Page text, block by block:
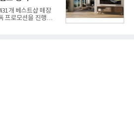
회사는 올해 2분기
업이익 5660억원을
0.5%, 영업이익은
개 베스트샵 매장
프로모션을 진행하고